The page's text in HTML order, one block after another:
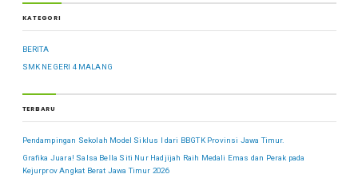
KATEGORI
BERITA
SMK NEGERI 4 MALANG
TERBARU
Pendampingan Sekolah Model Siklus I dari BBGTK Provinsi Jawa Timur.
Grafika Juara! Salsa Bella Siti Nur Hadjijah Raih Medali Emas dan Perak pada
Kejurprov Angkat Berat Jawa Timur 2026